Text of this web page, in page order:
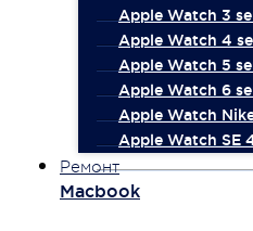
Apple Watch 3
Apple Watch 4
Apple Watch 5
Apple Watch 6
Apple Watch
Apple Watch SE
Ремонт
Macbook